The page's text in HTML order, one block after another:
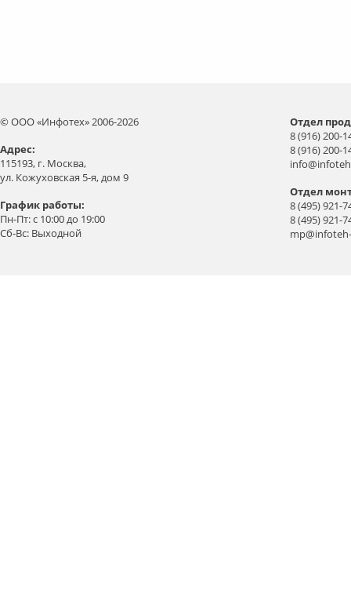
© ООО «Инфотех» 2006-2026
Aдрес:
115193, г. Москва,
ул. Кожуховская 5-я, дом 9
График работы:
Пн-Пт: с 10:00 до 19:00
Сб-Вс: Выходной
Отдел
8 (916) 200-
8 (916) 200-
Отдел
8 (495) 921-
8 (495) 921-